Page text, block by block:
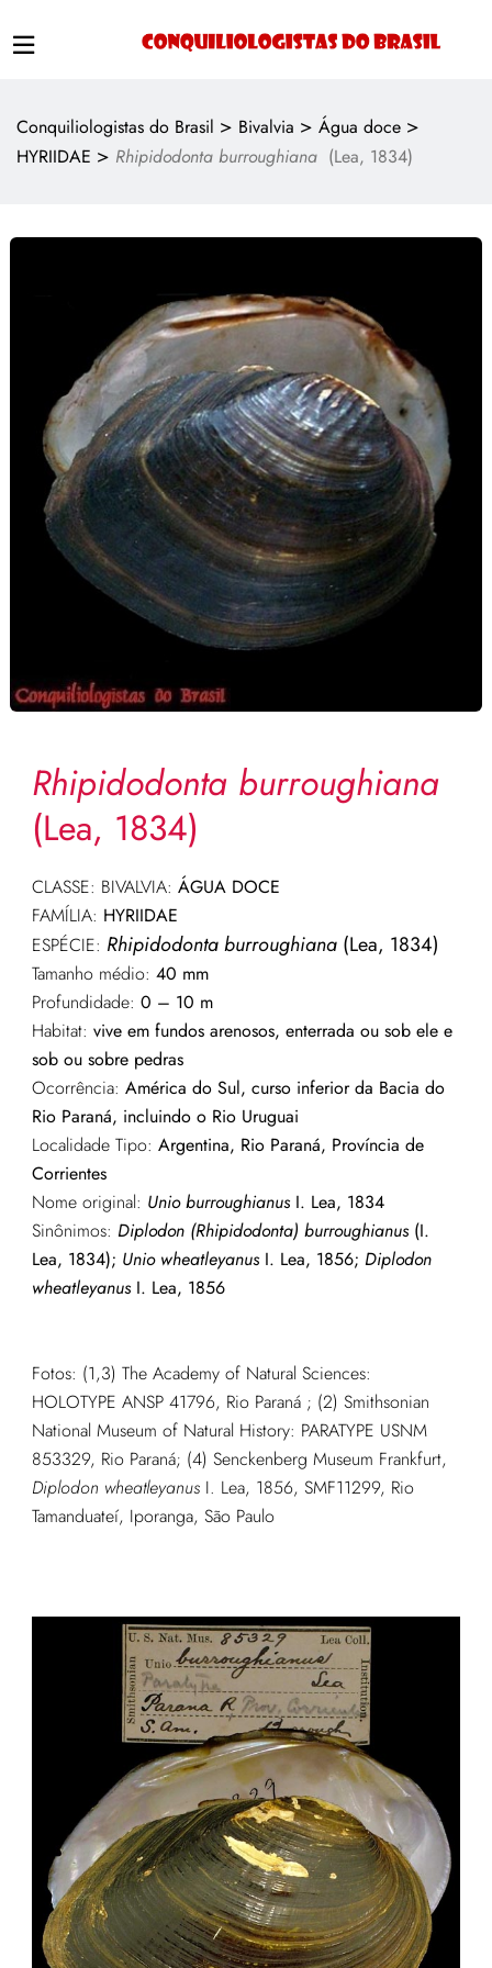
Conquiliologistas do Brasil > Bivalvia > Água doce >
HYRIIDAE > Rhipidodonta burroughiana (Lea, 1834)
Rhipidodonta burroughiana
(Lea, 1834)
CLASSE: BIVALVIA: ÁGUA DOCE
FAMÍLIA: HYRIIDAE
ESPÉCIE: Rhipidodonta burroughiana(Lea, 1834)
Tamanho médio: 40 mm
Profundidade: 0 – 10 m
Habitat: vive em fundos arenosos, enterrada ou sob ele e
sob ou sobre pedras
Ocorrência: América do Sul, curso inferior da Bacia do
Rio Paraná, incluindo o Rio Uruguai
Localidade Tipo: Argentina, Rio Paraná, Província de
Corrientes
Nome original: Unio burroughianusI. Lea, 1834
Sinônimos: Diplodon (Rhipidodonta) burroughianus(I.
Lea, 1834); Unio wheatleyanusI. Lea, 1856; Diplodon
wheatleyanusI. Lea, 1856
Fotos: (1,3) The Academy of Natural Sciences:
HOLOTYPE ANSP 41796, Rio Paraná ; (2) Smithsonian
National Museum of Natural History: PARATYPE USNM
853329, Rio Paraná; (4) Senckenberg Museum Frankfurt,
Diplodon wheatleyanusI. Lea, 1856, SMF11299, Rio
Tamanduateí, Iporanga, São Paulo